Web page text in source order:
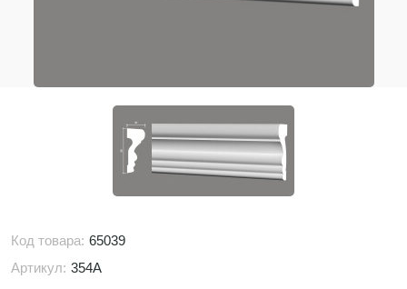
Код товара: 65039
Артикул: 354A